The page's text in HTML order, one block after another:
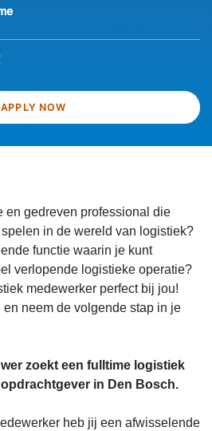
APPLY NOW
en gedreven professional die
in de wereld van logistiek?
functie waarin je kunt
verlopende logistieke operatie?
medewerker perfect bij jou!
neem de volgende stap in je
zoekt een fulltime logistiek
in Den Bosch.
heb jij een afwisselende